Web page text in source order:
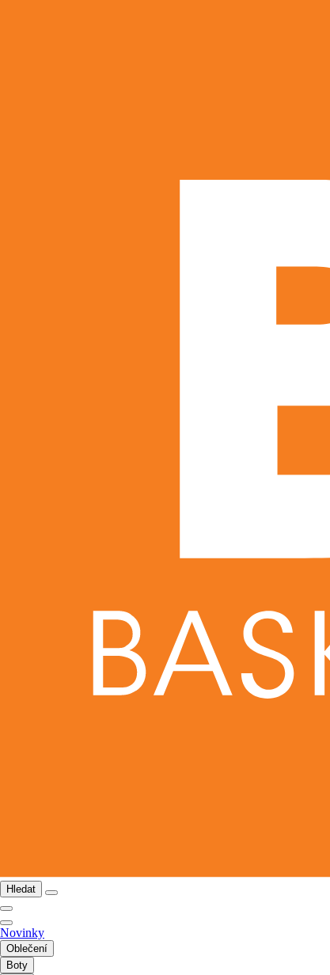
Hledat
Novinky
Oblečení
Boty